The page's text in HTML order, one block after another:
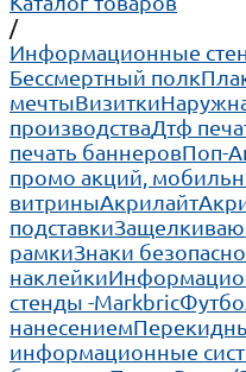
/
Информационные
Бессмертный полк
мечтыВизитки
производстваДтф
печать баннеровПоп-
промо акций,
витриныАкрилайт
подставки
рамкиЗнаки
наклейки
стенды -Markbric
нанесением
информационные